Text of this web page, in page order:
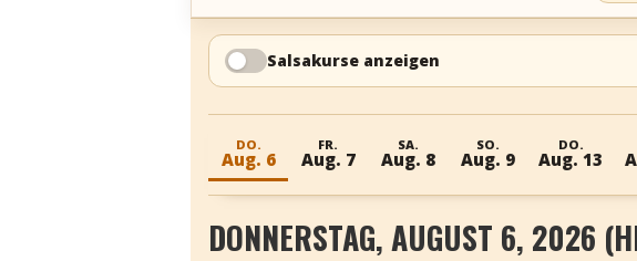
Salsakurse anzeigen
DO.
Aug. 6
FR.
Aug. 7
SA.
Aug. 8
SO.
Aug. 9
DO.
Aug. 13
DONNERSTAG, AUGUST 6, 2026